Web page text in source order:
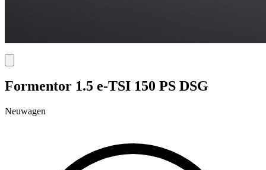
Formentor 1.5 e-TSI 150 PS DSG
Neuwagen